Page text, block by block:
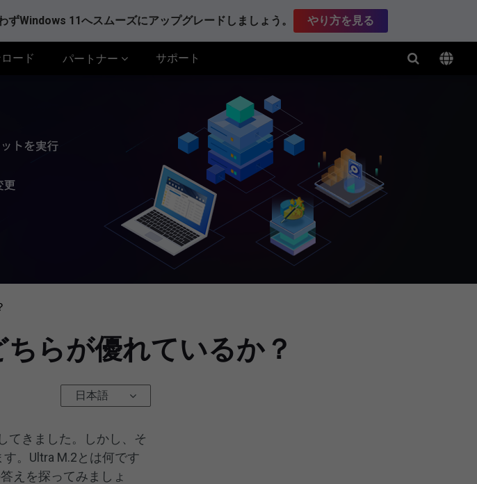
ずWindows 11へスムーズにアップグレードしましょう。 やり方を見る
ード パートナー サポート
らが優れているか？
日本語
てきました。しかし、そ
。Ultra M.2とは何です
えを探ってみましょ